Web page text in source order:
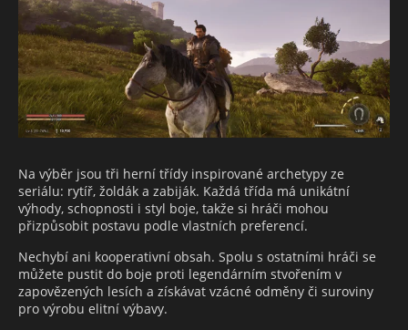
Na výběr jsou tři herní třídy inspirované archetypy ze
seriálu: rytíř, žoldák a zabiják. Každá třída má unikátní
výhody, schopnosti i styl boje, takže si hráči mohou
přizpůsobit postavu podle vlastních preferencí.
Nechybí ani kooperativní obsah. Spolu s ostatními hráči se
můžete pustit do boje proti legendárním stvořením v
zapovězených lesích a získávat vzácné odměny či suroviny
pro výrobu elitní výbavy.